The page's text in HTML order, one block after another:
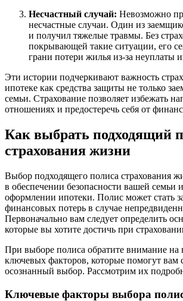
Несчастный случай: Невозможно
несчастные случаи. Один из
и получил тяжелые травмы. Без
покрывающей такие ситуации, его
грани потери жилья из-за неуплаты
Эти истории подчеркивают важность
ипотеке как средства защиты не только
семьи. Страхование позволяет избежать
отношениях и предостеречь себя от
Как выбрать подходящий
страхования жизни
Выбор подходящего полиса страхования
в обеспечении безопасности вашей семьи
оформлении ипотеки. Полис может стать
финансовых потерь в случае
Первоначально вам следует определить
которые вы хотите достичь при
При выборе полиса обратите внимание на
ключевых факторов, которые помогут вам
осознанный выбор. Рассмотрим их
Ключевые факторы выбора